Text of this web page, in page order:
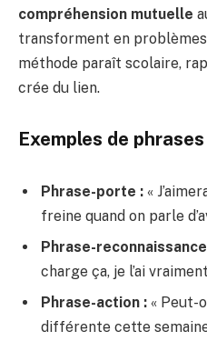
compréhension mutuelle
transforment en
méthode paraît scolaire,
crée du lien.
Exemples de
Phrase-porte : «
freine quand on parle
Phrase-
charge ça, je l’ai
Phrase-action : « Peut-
différente cette